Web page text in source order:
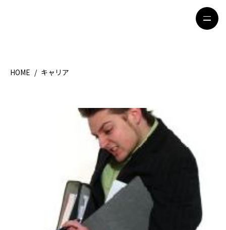
HOME
留学＆キャリア
ライター募集
HOME / キャリア